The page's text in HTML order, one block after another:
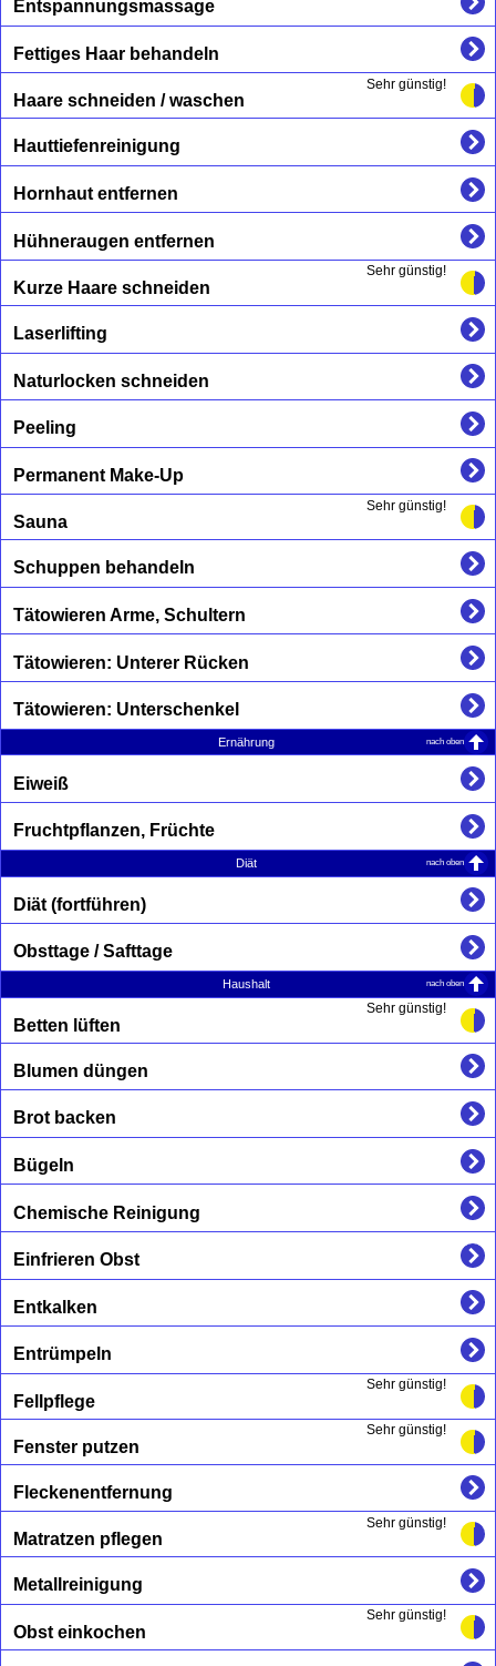
Entspannungsmassage
Fettiges Haar behandeln
Sehr günstig!
Haare schneiden / waschen
Hauttiefenreinigung
Hornhaut entfernen
Hühneraugen entfernen
Sehr günstig!
Kurze Haare schneiden
Laserlifting
Naturlocken schneiden
Peeling
Permanent Make-Up
Sehr günstig!
Sauna
Schuppen behandeln
Tätowieren Arme, Schultern
Tätowieren: Unterer Rücken
Tätowieren: Unterschenkel
Ernährung nach oben
Eiweiß
Fruchtpflanzen, Früchte
Diät nach oben
Diät (fortführen)
Obsttage / Safttage
Haushalt nach oben
Sehr günstig!
Betten lüften
Blumen düngen
Brot backen
Bügeln
Chemische Reinigung
Einfrieren Obst
Entkalken
Entrümpeln
Sehr günstig!
Fellpflege
Sehr günstig!
Fenster putzen
Fleckenentfernung
Sehr günstig!
Matratzen pflegen
Metallreinigung
Sehr günstig!
Obst einkochen